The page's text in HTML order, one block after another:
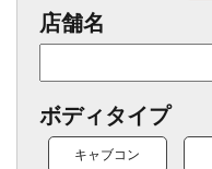
店舗名
ボディタイプ
キャブコン